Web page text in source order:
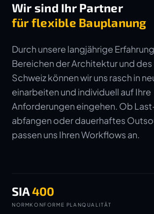
Wir sind Ihr Partner
für flexible Bauplanung
Durch unsere langjährige
Bereichen der Architektur und des
Schweiz können wir uns rasch in
einarbeiten und individuell auf Ihre
Anforderungen eingehen. Ob
abfangen oder dauerhaftes
passen uns Ihren Workflows an.
SIA400
NORMKONFORME PLANQUALITÄT